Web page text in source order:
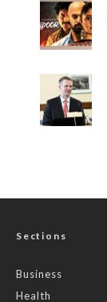
Sections
Business
Health